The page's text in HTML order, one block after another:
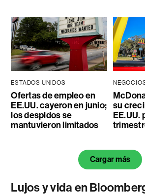
ESTADOS UNIDOS
Ofertas de empleo en
EE.UU. cayeron en junio;
los despidos se
mantuvieron limitados
su
EE.UU.
Cargar más
Lujos y vida en